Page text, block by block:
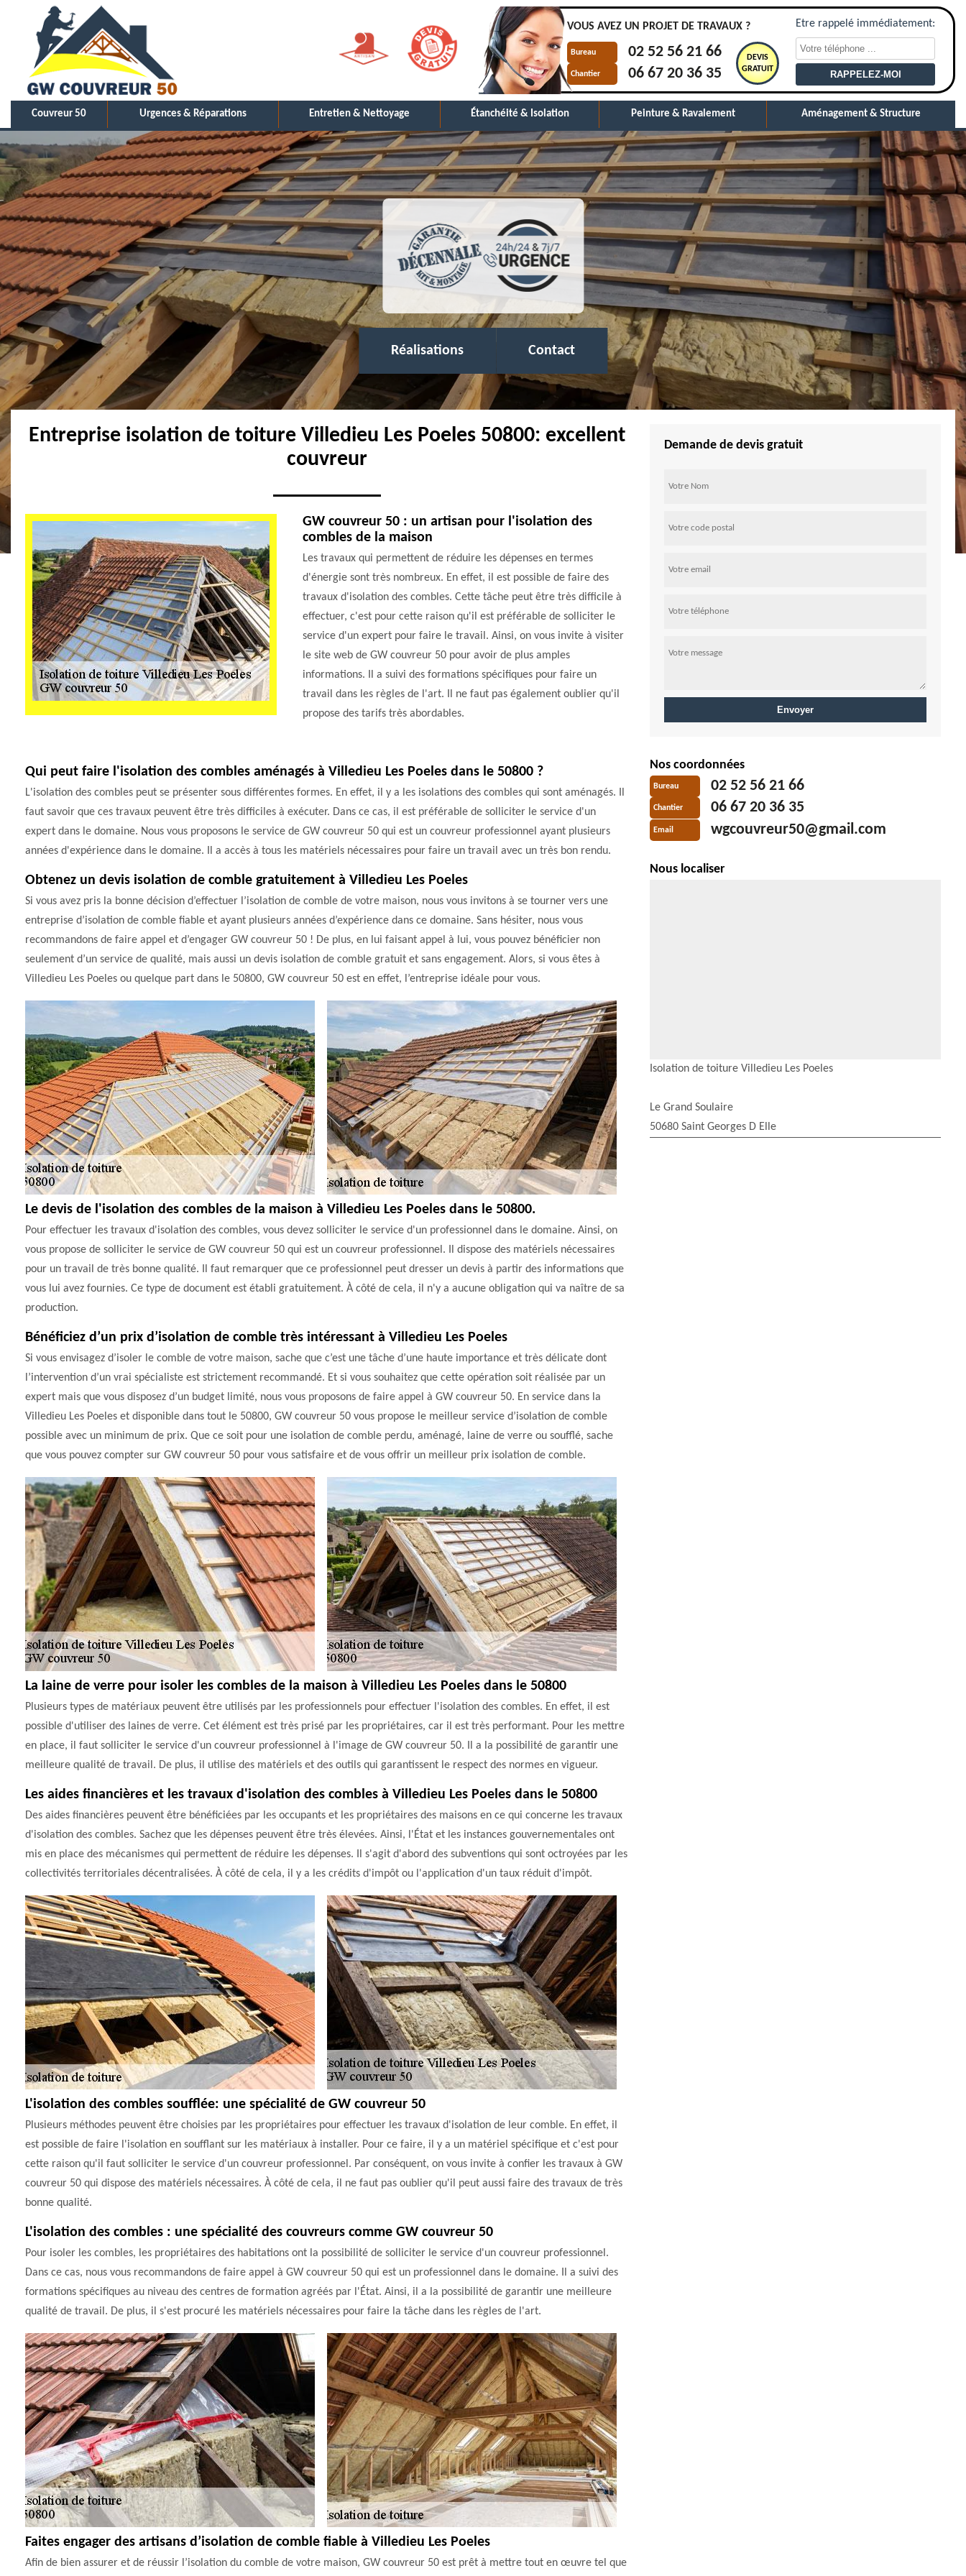
VOUS AVEZ UN PROJET DE TRAVAUX ?
Bureau 02 52 56 21 66
Chantier 06 67 20 36 35
DEVIS
GRATUIT
Etre rappelé immédiatement:
Couvreur 50 Urgences & Réparations Entretien & Nettoyage Étanchéité & Isolation Peinture & Ravalement Aménagement & Structure
Réalisations Contact
Entreprise isolation de toiture Villedieu Les Poeles 50800: excellent
couvreur
GW couvreur 50 : un artisan pour l'isolation des
combles de la maison
Les travaux qui permettent de réduire les dépenses en termes
d'énergie sont très nombreux. En effet, il est possible de faire des
travaux d'isolation des combles. Cette tâche peut être très difficile à
effectuer, c'est pour cette raison qu'il est préférable de solliciter le
service d'un expert pour faire le travail. Ainsi, on vous invite à visiter
le site web de GW couvreur 50 pour avoir de plus amples
informations. Il a suivi des formations spécifiques pour faire un
travail dans les règles de l'art. Il ne faut pas également oublier qu'il
propose des tarifs très abordables.
Qui peut faire l'isolation des combles aménagés à Villedieu Les Poeles dans le 50800 ?
L'isolation des combles peut se présenter sous différentes formes. En effet, il y a les isolations des combles qui sont aménagés. Il
faut savoir que ces travaux peuvent être très difficiles à exécuter. Dans ce cas, il est préférable de solliciter le service d'un
expert dans le domaine. Nous vous proposons le service de GW couvreur 50 qui est un couvreur professionnel ayant plusieurs
années d'expérience dans le domaine. Il a accès à tous les matériels nécessaires pour faire un travail avec un très bon rendu.
Obtenez un devis isolation de comble gratuitement à Villedieu Les Poeles
Si vous avez pris la bonne décision d’effectuer l’isolation de comble de votre maison, nous vous invitons à se tourner vers une
entreprise d’isolation de comble fiable et ayant plusieurs années d’expérience dans ce domaine. Sans hésiter, nous vous
recommandons de faire appel et d’engager GW couvreur 50 ! De plus, en lui faisant appel à lui, vous pouvez bénéficier non
seulement d’un service de qualité, mais aussi un devis isolation de comble gratuit et sans engagement. Alors, si vous êtes à
Villedieu Les Poeles ou quelque part dans le 50800, GW couvreur 50 est en effet, l’entreprise idéale pour vous.
Le devis de l'isolation des combles de la maison à Villedieu Les Poeles dans le 50800.
Pour effectuer les travaux d'isolation des combles, vous devez solliciter le service d'un professionnel dans le domaine. Ainsi, on
vous propose de solliciter le service de GW couvreur 50 qui est un couvreur professionnel. Il dispose des matériels nécessaires
pour un travail de très bonne qualité. Il faut remarquer que ce professionnel peut dresser un devis à partir des informations que
vous lui avez fournies. Ce type de document est établi gratuitement. À côté de cela, il n'y a aucune obligation qui va naître de sa
production.
Bénéficiez d’un prix d’isolation de comble très intéressant à Villedieu Les Poeles
Si vous envisagez d’isoler le comble de votre maison, sache que c’est une tâche d’une haute importance et très délicate dont
l’intervention d’un vrai spécialiste est strictement recommandé. Et si vous souhaitez que cette opération soit réalisée par un
expert mais que vous disposez d’un budget limité, nous vous proposons de faire appel à GW couvreur 50. En service dans la
Villedieu Les Poeles et disponible dans tout le 50800, GW couvreur 50 vous propose le meilleur service d’isolation de comble
possible avec un minimum de prix. Que ce soit pour une isolation de comble perdu, aménagé, laine de verre ou soufflé, sache
que vous pouvez compter sur GW couvreur 50 pour vous satisfaire et de vous offrir un meilleur prix isolation de comble.
La laine de verre pour isoler les combles de la maison à Villedieu Les Poeles dans le 50800
Plusieurs types de matériaux peuvent être utilisés par les professionnels pour effectuer l'isolation des combles. En effet, il est
possible d'utiliser des laines de verre. Cet élément est très prisé par les propriétaires, car il est très performant. Pour les mettre
en place, il faut solliciter le service d'un couvreur professionnel à l'image de GW couvreur 50. Il a la possibilité de garantir une
meilleure qualité de travail. De plus, il utilise des matériels et des outils qui garantissent le respect des normes en vigueur.
Les aides financières et les travaux d'isolation des combles à Villedieu Les Poeles dans le 50800
Des aides financières peuvent être bénéficiées par les occupants et les propriétaires des maisons en ce qui concerne les travaux
d'isolation des combles. Sachez que les dépenses peuvent être très élevées. Ainsi, l'État et les instances gouvernementales ont
mis en place des mécanismes qui permettent de réduire les dépenses. Il s'agit d'abord des subventions qui sont octroyées par les
collectivités territoriales décentralisées. À côté de cela, il y a les crédits d'impôt ou l'application d'un taux réduit d'impôt.
L'isolation des combles soufflée: une spécialité de GW couvreur 50
Plusieurs méthodes peuvent être choisies par les propriétaires pour effectuer les travaux d'isolation de leur comble. En effet, il
est possible de faire l'isolation en soufflant sur les matériaux à installer. Pour ce faire, il y a un matériel spécifique et c'est pour
cette raison qu'il faut solliciter le service d'un couvreur professionnel. Par conséquent, on vous invite à confier les travaux à GW
couvreur 50 qui dispose des matériels nécessaires. À côté de cela, il ne faut pas oublier qu'il peut aussi faire des travaux de très
bonne qualité.
L'isolation des combles : une spécialité des couvreurs comme GW couvreur 50
Pour isoler les combles, les propriétaires des habitations ont la possibilité de solliciter le service d'un couvreur professionnel.
Dans ce cas, nous vous recommandons de faire appel à GW couvreur 50 qui est un professionnel dans le domaine. Il a suivi des
formations spécifiques au niveau des centres de formation agréés par l'État. Ainsi, il a la possibilité de garantir une meilleure
qualité de travail. De plus, il s'est procuré les matériels nécessaires pour faire la tâche dans les règles de l'art.
Faites engager des artisans d’isolation de comble fiable à Villedieu Les Poeles
Afin de bien assurer et de réussir l’isolation du comble de votre maison, GW couvreur 50 est prêt à mettre tout en œuvre tel que
Demande de devis gratuit
Nos coordonnées
Bureau 02 52 56 21 66
Chantier 06 67 20 36 35
Email wgcouvreur50@gmail.com
Nous localiser
Isolation de toiture Villedieu Les Poeles
Le Grand Soulaire
50680 Saint Georges D Elle